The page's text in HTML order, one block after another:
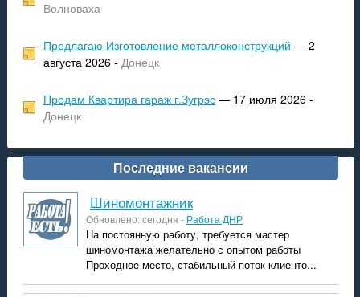
Волноваха
Предлагаю Изготовление металлоконструкций — 2
августа 2026 - Донецк
Продам Квартира гараж г.Зугрэс— 17 июля 2026 -
Донецк
Последние вакансии
шиномонтажник
Обновлено: сегодня - Работа ДНР
На постоянную работу, требуется мастер
шиномонтажа желательно с опытом работы
Проходное место, стабильный поток клиенто...